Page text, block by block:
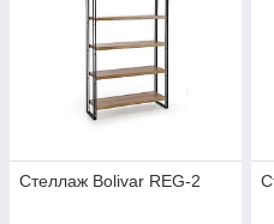
Стеллаж Bolivar REG-2